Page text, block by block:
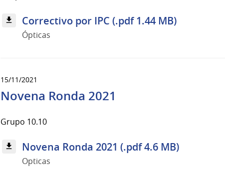
Correctivo por IPC (.pdf 1.44 MB)
Ópticas
15/11/2021
Novena Ronda 2021
Grupo 10.10
Novena Ronda 2021 (.pdf 4.6 MB)
Opticas